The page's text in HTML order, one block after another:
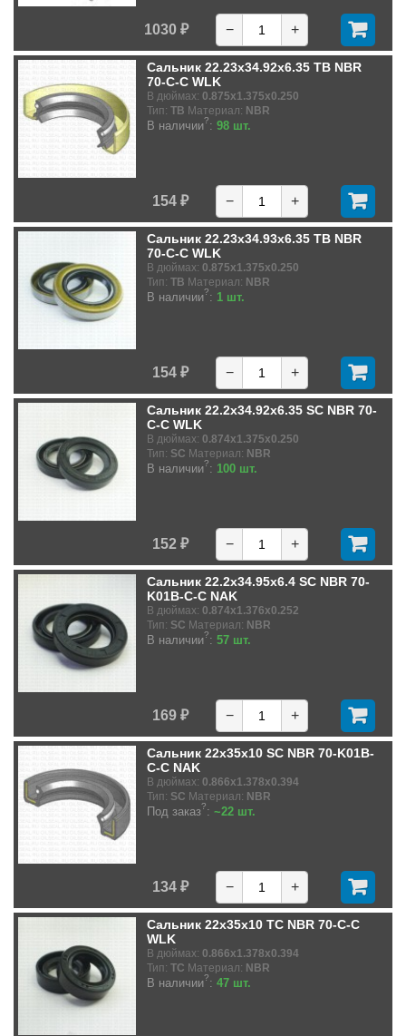
1030 ₽ − +
Сальник 22.23x34.92x6.35 TB NBR
70-C-C WLK
В дюймах: 0.875x1.375x0.250
Тип: TB Материал: NBR
В наличии?: 98 шт.
154 ₽ − +
Сальник 22.23x34.93x6.35 TB NBR
70-C-C WLK
В дюймах: 0.875x1.375x0.250
Тип: TB Материал: NBR
В наличии?: 1 шт.
154 ₽ − +
Сальник 22.2x34.92x6.35 SC NBR 70-
C-C WLK
В дюймах: 0.874x1.375x0.250
Тип: SC Материал: NBR
В наличии?: 100 шт.
152 ₽ − +
Сальник 22.2x34.95x6.4 SC NBR 70-
K01B-C-C NAK
В дюймах: 0.874x1.376x0.252
Тип: SC Материал: NBR
В наличии?: 57 шт.
169 ₽ − +
Сальник 22x35x10 SC NBR 70-K01B-
C-C NAK
В дюймах: 0.866x1.378x0.394
Тип: SC Материал: NBR
Под заказ?: ~22 шт.
134 ₽ − +
Сальник 22x35x10 TC NBR 70-C-C
WLK
В дюймах: 0.866x1.378x0.394
Тип: TC Материал: NBR
В наличии?: 47 шт.